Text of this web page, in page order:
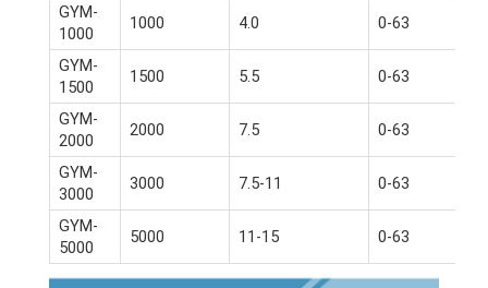
GYM-
1000
1000 4.0 0-63
GYM-
1500
1500 5.5 0-63
GYM-
2000
2000 7.5 0-63
GYM-
3000
3000 7.5-11 0-63
GYM-
5000
5000 11-15 0-63